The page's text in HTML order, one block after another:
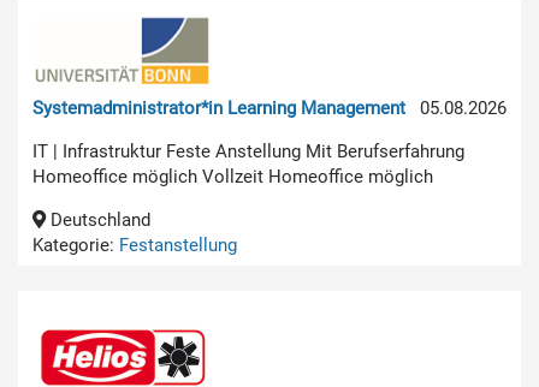
05.08.2026
Systemadministrator*in Learning Management
IT | Infrastruktur Feste Anstellung Mit Berufserfahrung
Homeoffice möglich Vollzeit Homeoffice möglich
Deutschland
Kategorie: Festanstellung